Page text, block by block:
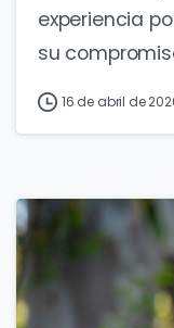
experiencia
su
16 de abril de